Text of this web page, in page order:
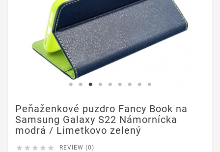
Peňaženkové puzdro Fancy Book na
Samsung Galaxy S22 Námornícka
modrá / Limetkovo zelený
     REVIEW (0)